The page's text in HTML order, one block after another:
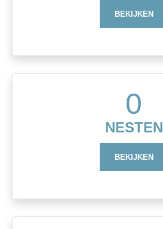
BEKIJKEN
0
NESTEN
BEKIJKEN